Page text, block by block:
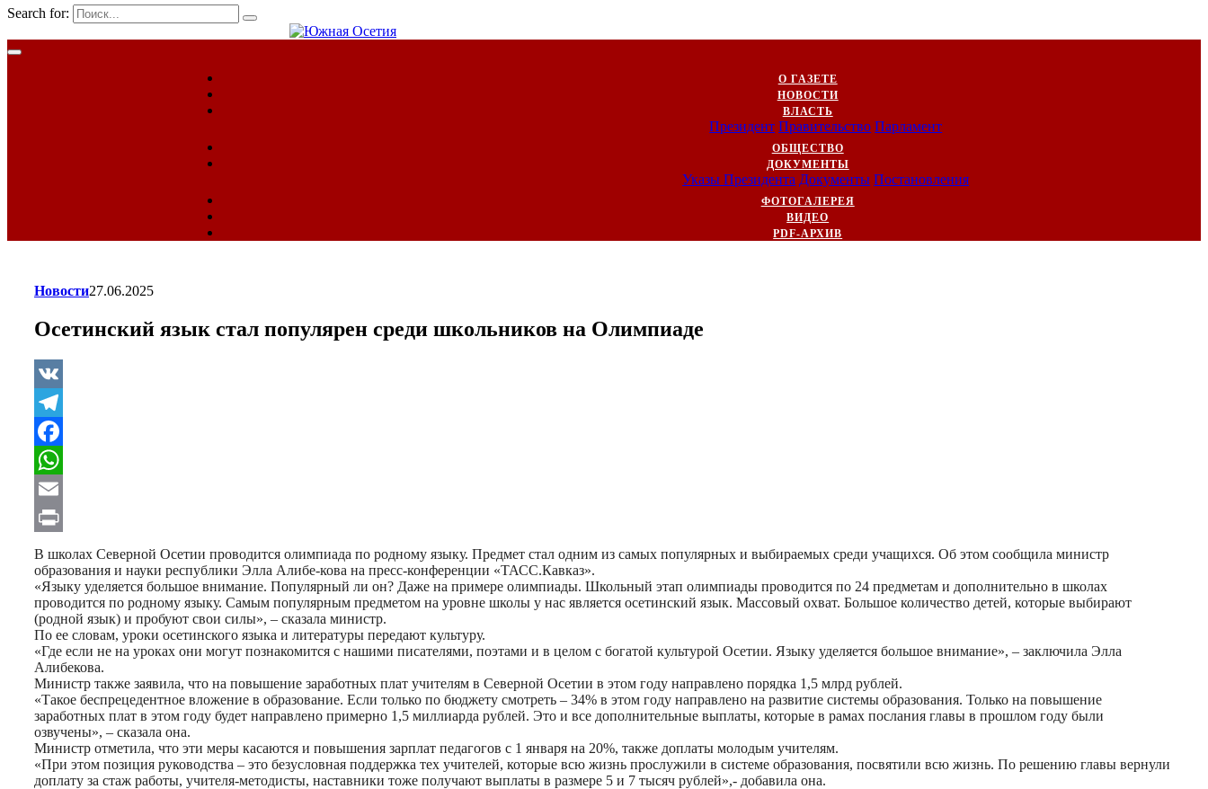
Search for:
О ГАЗЕТЕ
НОВОСТИ
ВЛАСТЬ
Президент Правительство Парламент
ОБЩЕСТВО
ДОКУМЕНТЫ
Указы Президента Документы Постановления
ФОТОГАЛЕРЕЯ
ВИДЕО
PDF-АРХИВ
Новости27.06.2025
Осетинский язык стал популярен среди школьников на Олимпиаде
VK
Telegram
Facebook
WhatsApp
Email
Print
В школах Северной Осетии проводится олимпиада по родному языку. Предмет стал одним из самых популярных и выбираемых среди учащихся. Об этом сообщила министр
образования и науки республики Элла Алибе-кова на пресс-конференции «ТАСС.Кавказ».
«Языку уделяется большое внимание. Популярный ли он? Даже на примере олимпиады. Школьный этап олимпиады проводится по 24 предметам и дополнительно в школах
проводится по родному языку. Самым популярным предметом на уровне школы у нас является осетинский язык. Массовый охват. Большое количество детей, которые выбирают
(родной язык) и пробуют свои силы», – сказала министр.
По ее словам, уроки осетинского языка и литературы передают культуру.
«Где если не на уроках они могут познакомится с нашими писателями, поэтами и в целом с богатой культурой Осетии. Языку уделяется большое внимание», – заключила Элла
Алибекова.
Министр также заявила, что на повышение заработных плат учителям в Северной Осетии в этом году направлено порядка 1,5 млрд рублей.
«Такое беспрецедентное вложение в образование. Если только по бюджету смотреть – 34% в этом году направлено на развитие системы образования. Только на повышение
заработных плат в этом году будет направлено примерно 1,5 миллиарда рублей. Это и все дополнительные выплаты, которые в рамах послания главы в прошлом году были
озвучены», – сказала она.
Министр отметила, что эти меры касаются и повышения зарплат педагогов с 1 января на 20%, также доплаты молодым учителям.
«При этом позиция руководства – это безусловная поддержка тех учителей, которые всю жизнь прослужили в системе образования, посвятили всю жизнь. По решению главы вернули
доплату за стаж работы, учителя-методисты, наставники тоже получают выплаты в размере 5 и 7 тысяч рублей»,- добавила она.